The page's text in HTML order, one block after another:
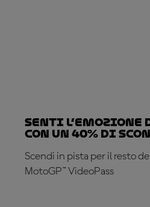
Senti
con un 40% di
Scendi in pista per il resto
MotoGP™ VideoPass